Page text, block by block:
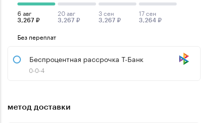
6 авг
3,267 ₽
20 авг
3,267 ₽
3 сен
3,267 ₽
17 сен
3,264 ₽
Без переплат
Беспроцентная рассрочка Т-Банк
0-0-4
метод доставки